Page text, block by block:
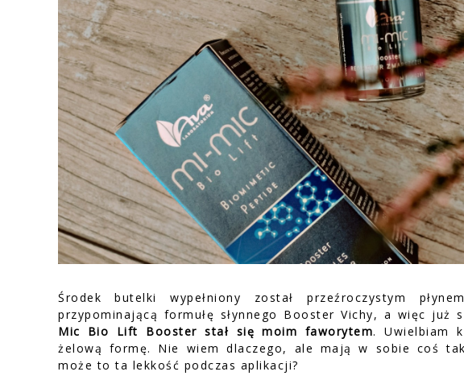
Środek butelki wypełniony został przeźroczystym
przypominającą formułę słynnego Booster Vichy, a więc już
Mic Bio Lift Booster stał się moim faworytem. Uwielbiam
żelową formę. Nie wiem dlaczego, ale mają w sobie coś
może to ta lekkość podczas aplikacji?